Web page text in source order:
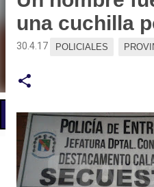
📢 LO ÚLTIMO El Gobierno
una cuchilla
30.4.17 POLICIALES